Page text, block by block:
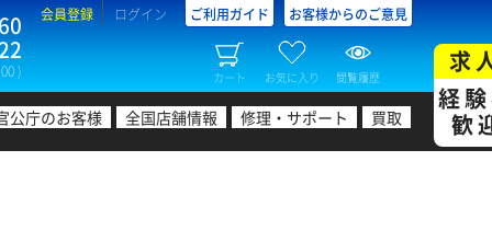
)
会員登録 ログイン ご利用ガイド お客様からのご意見
カート お気に入り 閲覧履歴
公庁のお客様 全国店舗情報 修理・サポート 買取
求
経
歓